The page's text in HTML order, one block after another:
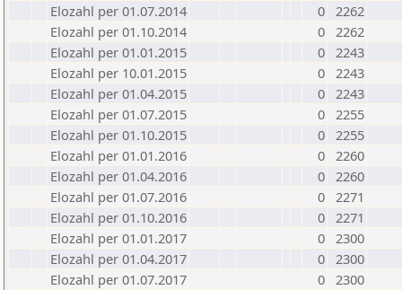
Elozahl per 01.07.2014
0 2262
Elozahl per 01.10.2014
0 2262
Elozahl per 01.01.2015
0 2243
Elozahl per 10.01.2015
0 2243
Elozahl per 01.04.2015
0 2243
Elozahl per 01.07.2015
0 2255
Elozahl per 01.10.2015
0 2255
Elozahl per 01.01.2016
0 2260
Elozahl per 01.04.2016
0 2260
Elozahl per 01.07.2016
0 2271
Elozahl per 01.10.2016
0 2271
Elozahl per 01.01.2017
0 2300
Elozahl per 01.04.2017
0 2300
Elozahl per 01.07.2017
0 2300